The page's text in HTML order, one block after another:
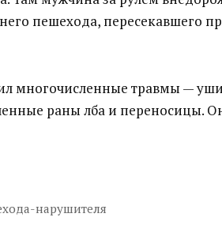
пешехода, пересекавшего
многочисленные травмы —
раны лба и переносицы.
нарушителя